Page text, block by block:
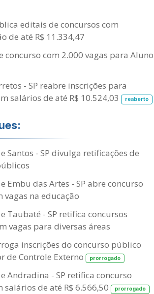
editais de concursos com
de até R$ 11.334,47
concurso com 2.000 vagas para
- SP reabre inscrições para
salários de até R$ 10.524,03
reaberto
Santos - SP divulga retificações de
Embu das Artes - SP abre concurso
vagas na educação
Taubaté - SP retifica concursos
vagas para diversas áreas
inscrições do concurso público
de Controle Externo
prorrogado
Andradina - SP retifica concurso
salários de até R$ 6.566,50
prorrogado